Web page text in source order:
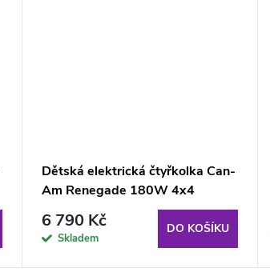
Dětská elektrická čtyřkolka Can-
Am Renegade 180W 4x4
6 790 Kč
Skladem
DO KOŠÍKU